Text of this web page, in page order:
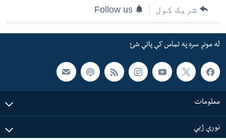
شریک کول Follow us
له مونږ سره په تماس کې پاتې شئ
معلومات
نورې ژبې